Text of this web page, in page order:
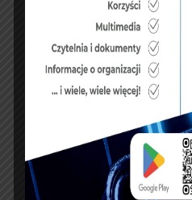
KSIĘGA GOŚCI:
Zobacz księgę
dopisz do księgi
NASZ FACEBOOK